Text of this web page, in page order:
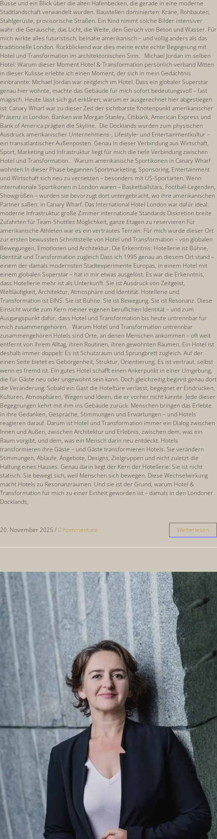
Busse und ein Blick über die alten Hafenbecken, die gerade in eine moderne
Stadtlandschaft verwandelt wurden. Baustellen dominierten: Kräne, Rohbauten,
Stahlgerüste, provisorische Straßen. Ein Kind nimmt solche Bilder intensiver
wahr: die Geräusche, das Licht, die Weite, den Geruch von Beton und Wasser. Für
mich wirkte alles futuristisch, beinahe amerikanisch – und völlig anders als das
traditionelle London. Rückblickend war dies meine erste echte Begegnung mit
Hotel und Transformation im architektonischen Sinn. Michael Jordan im selben
Hotel: Warum dieser Moment Hotel & Transformation persönlich verband Mitten
in dieser Kulisse erlebte ich einen Moment, der sich in mein Gedächtnis
einbrannte: Michael Jordan war zeitgleich im Hotel. Dass ein globaler Superstar
genau hier wohnte, machte das Gebäude für mich sofort bedeutungsvoll – fast
magisch. Heute lässt sich gut erklären, warum er ausgerechnet hier abgestiegen
ist: Canary Wharf war zu dieser Zeit der sichtbarste Knotenpunkt amerikanischer
Präsenz in London. Banken wie Morgan Stanley, Citibank, American Express und
Bank of America prägten die Skyline. Die Docklands wurden zum physischen
Ausdruck amerikanischer Unternehmens-, Lifestyle- und Entertainmentkultur –
ein transatlantischer Außenposten. Genau in dieser Verbindung aus Wirtschaft,
Sport, Marketing und Infrastruktur liegt für mich die tiefe Verbindung zwischen
Hotel und Transformation. Warum amerikanische Sportikonen in Canary Wharf
wohnten In dieser Phase begannen Sportmarketing, Sponsoring, Entertainment
und Wirtschaft sich neu zu vernetzen – besonders mit US-Sportarten. Wenn
internationale Sportikonen in London waren – Basketballstars, Football-Legenden,
Showgrößen – wurden sie bevorzugt dort untergebracht, wo ihre amerikanischen
Partner saßen: in Canary Wharf. Das International Hotel London war dafür ideal:
moderne Infrastruktur große Zimmer internationale Standards Diskretion breite
Zufahrten für Team-Shuttles Möglichkeit, ganze Etagen zu reservieren Für
amerikanische Athleten war es ein vertrautes Terrain. Für mich wurde dieser Ort
zur ersten bewussten Schnittstelle von Hotel und Transformation – von globalen
Bewegungen, Emotionen und Architektur. Die Erkenntnis: Hotellerie ist Bühne,
Identität und Transformation zugleich Dass ich 1995 genau an diesem Ort stand –
einem der damals modernsten Stadtexperimente Europas, in einem Hotel mit
einem globalen Superstar – hat in mir etwas ausgelöst. Es war die Erkenntnis,
dass Hotellerie mehr ist als Unterkunft. Sie ist Ausdruck von Zeitgeist,
Weltläufigkeit, Architektur, Atmosphäre und Identität. Hotellerie und
Transformation ist EINS. Sie ist Bühne. Sie ist Bewegung. Sie ist Resonanz. Diese
Einsicht wurde zum Kern meiner eigenen beruflichen Identität – und zum
Ausgangspunkt dafür, dass Hotel und Transformation bis heute untrennbar für
mich zusammengehören. Warum Hotel und Transformation untrennbar
zusammengehören Hotels sind Orte, an denen Menschen ankommen – oft weit
entfernt von ihrem Alltag, ihren Routinen, ihren gewohnten Räumen. Ein Hotel ist
deshalb immer doppelt: Es ist Schutzraum und Sprungbrett zugleich. Auf der
einen Seite bietet es Geborgenheit, Struktur, Orientierung. Es ist vertraut, selbst
wenn es fremd ist. Ein gutes Hotel schafft einen Ankerpunkt in einer Umgebung,
die für Gäste neu oder ungewohnt sein kann. Doch gleichzeitig beginnt genau dort
die Veränderung: Sobald ein Gast die Hoteltüre verlässt, begegnet er Eindrücken,
Kulturen, Atmosphären, Wegen und Ideen, die er vorher nicht kannte. Jede dieser
Begegnungen kehrt mit ihm ins Gebäude zurück. Menschen bringen das Erlebte
in ihre Gedanken, Gespräche, Stimmungen und Erwartungen – und Hotels
reagieren darauf. Darum ist Hotel und Transformation immer ein Dialog zwischen
Innen und Außen, zwischen Architektur und Erlebnis, zwischen dem, was ein
Raum vorgibt, und dem, was ein Mensch darin neu entdeckt. Hotels
transformieren ihre Gäste – und Gäste transformieren Hotels. Sie verändern
Stimmungen, Abläufe, Angebote, Designs, Zielgruppen und nicht zuletzt die
Haltung eines Hauses. Genau darin liegt der Kern der Hotellerie: Sie ist nicht
statisch. Sie bewegt sich, weil Menschen sich bewegen. Diese Wechselwirkung
macht Hotels zu Resonanzräumen. Und sie ist der Grund, warum Hotel &
Transformation für mich zu einer Einheit geworden ist – damals in den Londoner
Docklands,
20. November 2025 /0 Kommentare Weiterlesen